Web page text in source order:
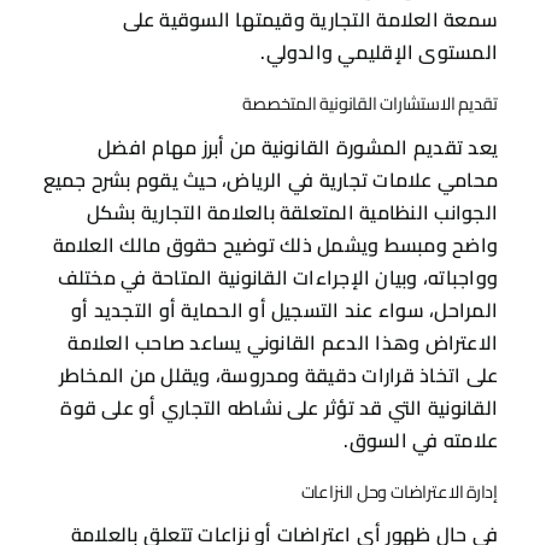
سمعة العلامة التجارية وقيمتها السوقية على
المستوى الإقليمي والدولي.
تقديم الاستشارات القانونية المتخصصة
يعد تقديم المشورة القانونية من أبرز مهام افضل
محامي علامات تجارية في الرياض، حيث يقوم بشرح جميع
الجوانب النظامية المتعلقة بالعلامة التجارية بشكل
واضح ومبسط ويشمل ذلك توضيح حقوق مالك العلامة
وواجباته، وبيان الإجراءات القانونية المتاحة في مختلف
المراحل، سواء عند التسجيل أو الحماية أو التجديد أو
الاعتراض وهذا الدعم القانوني يساعد صاحب العلامة
على اتخاذ قرارات دقيقة ومدروسة، ويقلل من المخاطر
القانونية التي قد تؤثر على نشاطه التجاري أو على قوة
علامته في السوق.
إدارة الاعتراضات وحل النزاعات
في حال ظهور أي اعتراضات أو نزاعات تتعلق بالعلامة